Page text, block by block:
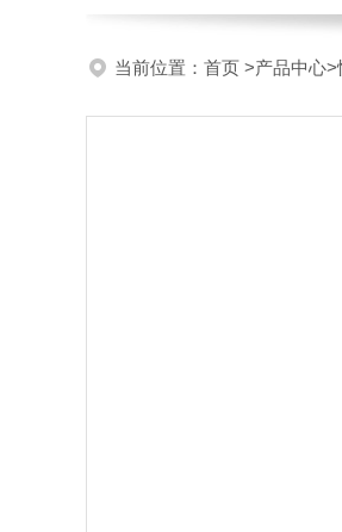
当前位置： 首页 >产品中心>